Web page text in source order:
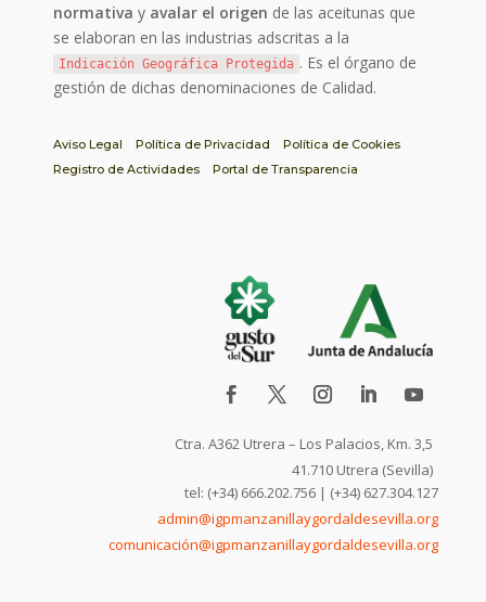
normativa y avalar el origen de las aceitunas que
se elaboran en las industrias adscritas a la
Indicación Geográfica Protegida . Es el órgano de
gestión de dichas denominaciones de Calidad.
Aviso Legal Política de Privacidad
Política de Cookies
Registro de Actividades
Portal de Transparencia
Ctra. A362 Utrera – Los Palacios, Km. 3,5
41.710 Utrera (Sevilla)
tel: (+34) 666.202.756 | (+34) 627.304.127
admin@igpmanzanillaygordaldesevilla.org
comunicación@igpmanzanillaygordaldesevilla.org